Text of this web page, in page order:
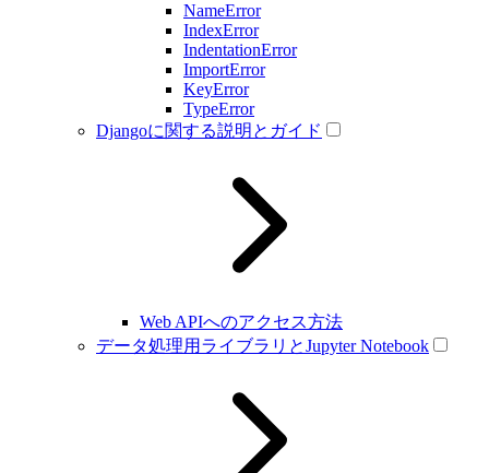
NameError
IndexError
IndentationError
ImportError
KeyError
TypeError
Djangoに関する説明とガイド
Web APIへのアクセス方法
データ処理用ライブラリとJupyter Notebook